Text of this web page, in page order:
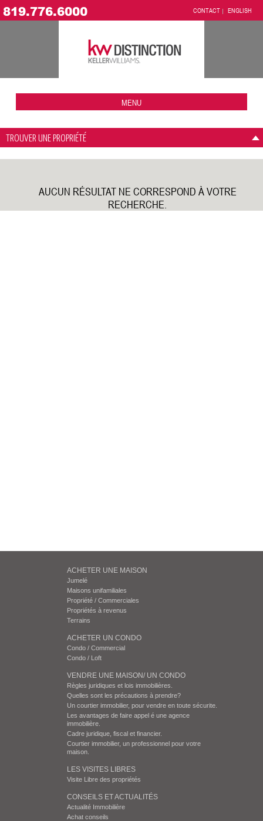
819.776.6000 CONTACT ENGLISH
MENU
TROUVER UNE PROPRIÉTÉ
AUCUN RÉSULTAT NE CORRESPOND À VOTRE
RECHERCHE.
ACHETER UNE MAISON
Jumelé
Maisons unifamiliales
Propriété / Commerciales
Propriétés à revenus
Terrains
ACHETER UN CONDO
Condo / Commercial
Condo / Loft
VENDRE UNE MAISON/ UN CONDO
Règles juridiques et lois immobilières.
Quelles sont les précautions à prendre?
Un courtier immobilier, pour vendre en toute sécurite.
Les avantages de faire appel é une agence
immobilière.
Cadre juridique, fiscal et financier.
Courtier immobilier, un professionnel pour votre
maison.
LES VISITES LIBRES
Visite Libre des propriétés
CONSEILS ET ACTUALITÉS
Actualité Immobilière
Achat conseils